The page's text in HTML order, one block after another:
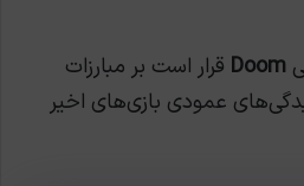
Doom قرار است بر مبارزات
عمودی بازی‌های اخیر